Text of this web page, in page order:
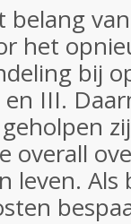
belang
het
bij
III.
overall
leven.